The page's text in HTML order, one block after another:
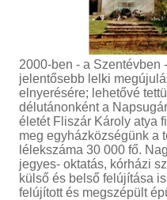
2000-ben - a Szentévben
jelentősebb lelki
elnyerésére; lehetővé
délutánonként a
életét Fliszár Károly atya
meg egyházközségünk a
lélekszáma 30 000 fő.
jegyes- oktatás, kórházi
külső és belső felújítása
felújított és megszépült